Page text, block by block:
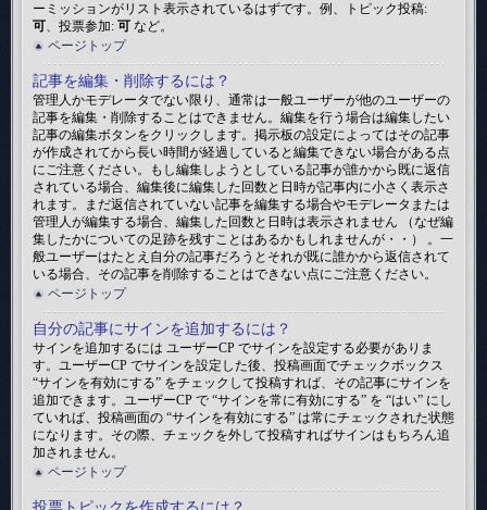
ーミッションがリスト表示されているはずです。例、トピック投稿:
可、投票参加: 可 など。
ページトップ
記事を編集・削除するには？
管理人かモデレータでない限り、通常は一般ユーザーが他のユーザーの
記事を編集・削除することはできません。編集を行う場合は編集したい
記事の編集ボタンをクリックします。掲示板の設定によってはその記事
が作成されてから長い時間が経過していると編集できない場合がある点
にご注意ください。もし編集しようとしている記事が誰かから既に返信
されている場合、編集後に編集した回数と日時が記事内に小さく表示さ
れます。まだ返信されていない記事を編集する場合やモデレータまたは
管理人が編集する場合、編集した回数と日時は表示されません （なぜ編
集したかについての足跡を残すことはあるかもしれませんが・・） 。一
般ユーザーはたとえ自分の記事だろうとそれが既に誰かから返信されて
いる場合、その記事を削除することはできない点にご注意ください。
ページトップ
自分の記事にサインを追加するには？
サインを追加するには ユーザーCP でサインを設定する必要がありま
す。ユーザーCP でサインを設定した後、投稿画面でチェックボックス
“サインを有効にする” をチェックして投稿すれば、その記事にサインを
追加できます。ユーザーCP で “サインを常に有効にする” を “はい” にし
ていれば、投稿画面の “サインを有効にする” は常にチェックされた状態
になります。その際、チェックを外して投稿すればサインはもちろん追
加されません。
ページトップ